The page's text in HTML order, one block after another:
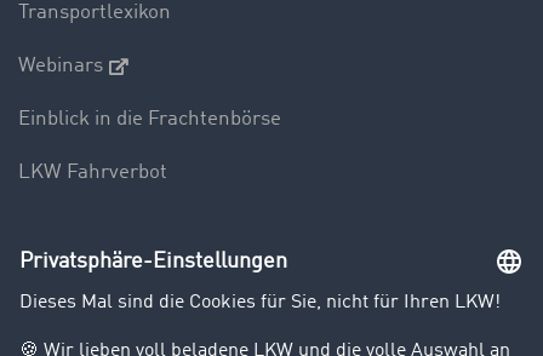
Transportlexikon
Webinars
Einblick in die Frachtenbörse
LKW Fahrverbot
Unternehmen
Kunden werben Kunden